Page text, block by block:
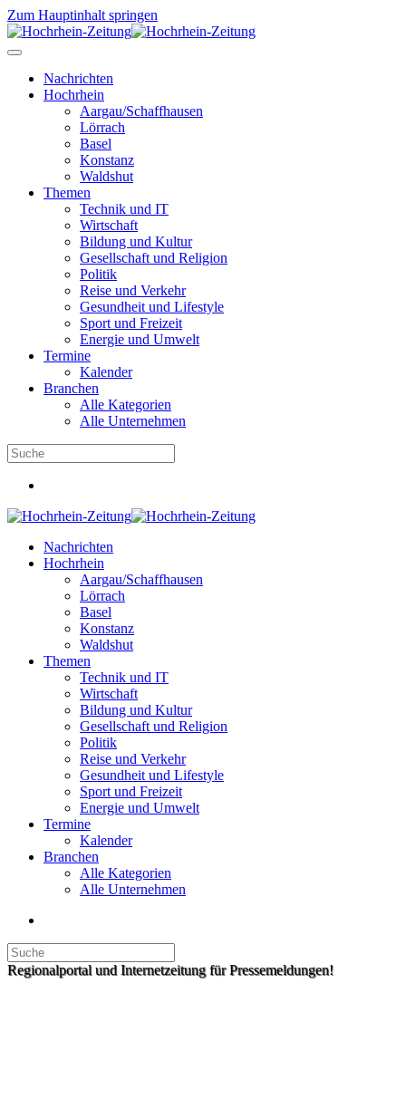
Zum Hauptinhalt springen
Nachrichten
Hochrhein
Aargau/Schaffhausen
Lörrach
Basel
Konstanz
Waldshut
Themen
Technik und IT
Wirtschaft
Bildung und Kultur
Gesellschaft und Religion
Politik
Reise und Verkehr
Gesundheit und Lifestyle
Sport und Freizeit
Energie und Umwelt
Termine
Kalender
Branchen
Alle Kategorien
Alle Unternehmen
Nachrichten
Hochrhein
Aargau/Schaffhausen
Lörrach
Basel
Konstanz
Waldshut
Themen
Technik und IT
Wirtschaft
Bildung und Kultur
Gesellschaft und Religion
Politik
Reise und Verkehr
Gesundheit und Lifestyle
Sport und Freizeit
Energie und Umwelt
Termine
Kalender
Branchen
Alle Kategorien
Alle Unternehmen
Regionalportal und Internetzeitung für Pressemeldungen!